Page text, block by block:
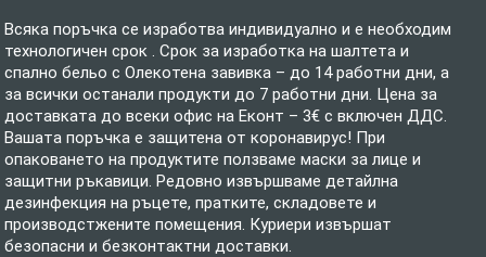
Всяка поръчка се изработва индивидуално и е необходим
технологичен срок . Срок за изработка на шалтета и
спално бельо с Олекотена завивка – до 14 работни дни, а
за всички останали продукти до 7 работни дни. Цена за
доставката до всеки офис на Еконт – 3€ с включен ДДС.
Вашата поръчка е защитена от коронавирус! При
опаковането на продуктите ползваме маски за лице и
защитни ръкавици. Редовно извършваме детайлна
дезинфекция на ръцете, пратките, складовете и
производстжените помещения. Куриери извършат
безопасни и безконтактни доставки.